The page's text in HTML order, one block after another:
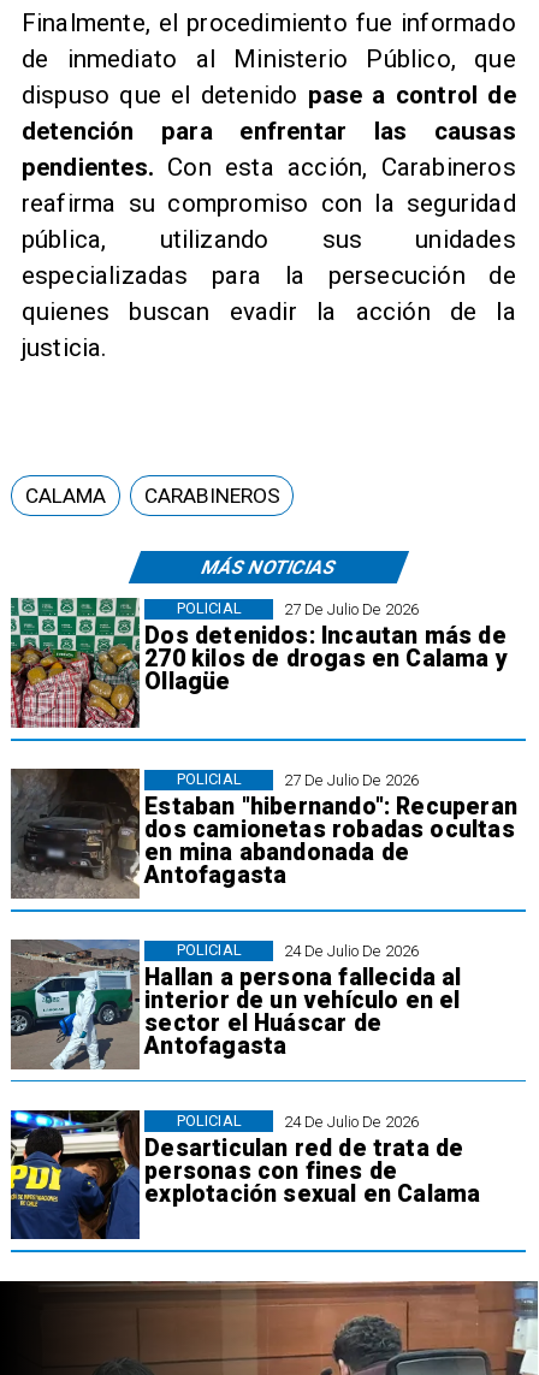
Finalmente, el procedimiento fue informado
de inmediato al Ministerio Público, que
dispuso que el detenido pase a control de
detención para enfrentar las causas
pendientes. Con esta acción, Carabineros
reafirma su compromiso con la seguridad
pública, utilizando sus unidades
especializadas para la persecución de
quienes buscan evadir la acción de la
justicia.
MÁS NOTICIAS
27 De Julio De 2026
Dos detenidos: Incautan más de
270 kilos de drogas en Calama y
Ollagüe
POLICIAL
27 De Julio De 2026
Estaban "hibernando": Recuperan
dos camionetas robadas ocultas
en mina abandonada de
Antofagasta
POLICIAL
24 De Julio De 2026
Hallan a persona fallecida al
interior de un vehículo en el
sector el Huáscar de
Antofagasta
POLICIAL
24 De Julio De 2026
Desarticulan red de trata de
personas con fines de
explotación sexual en Calama
POLICIAL
CALAMA CARABINEROS